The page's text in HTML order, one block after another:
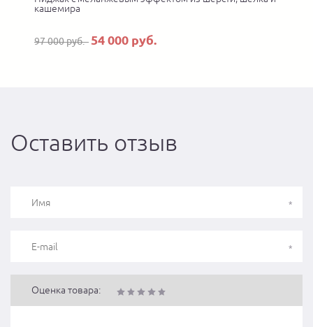
кашемира
97 000 руб. 54 000 руб.
Оставить отзыв
Оценка товара: